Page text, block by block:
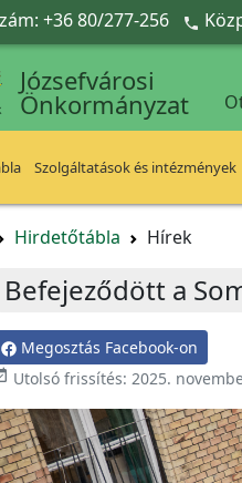
+36 80/277-256 
Józsefvárosi
Önkormányzat
Szolgáltatások és intézmények
Hirdetőtábla Hírek
Befejeződött a
Megosztás Facebook-on
Utolsó frissítés: 2025.